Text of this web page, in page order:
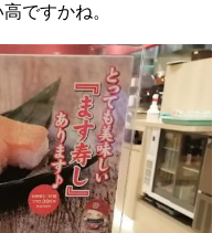
ですかね。